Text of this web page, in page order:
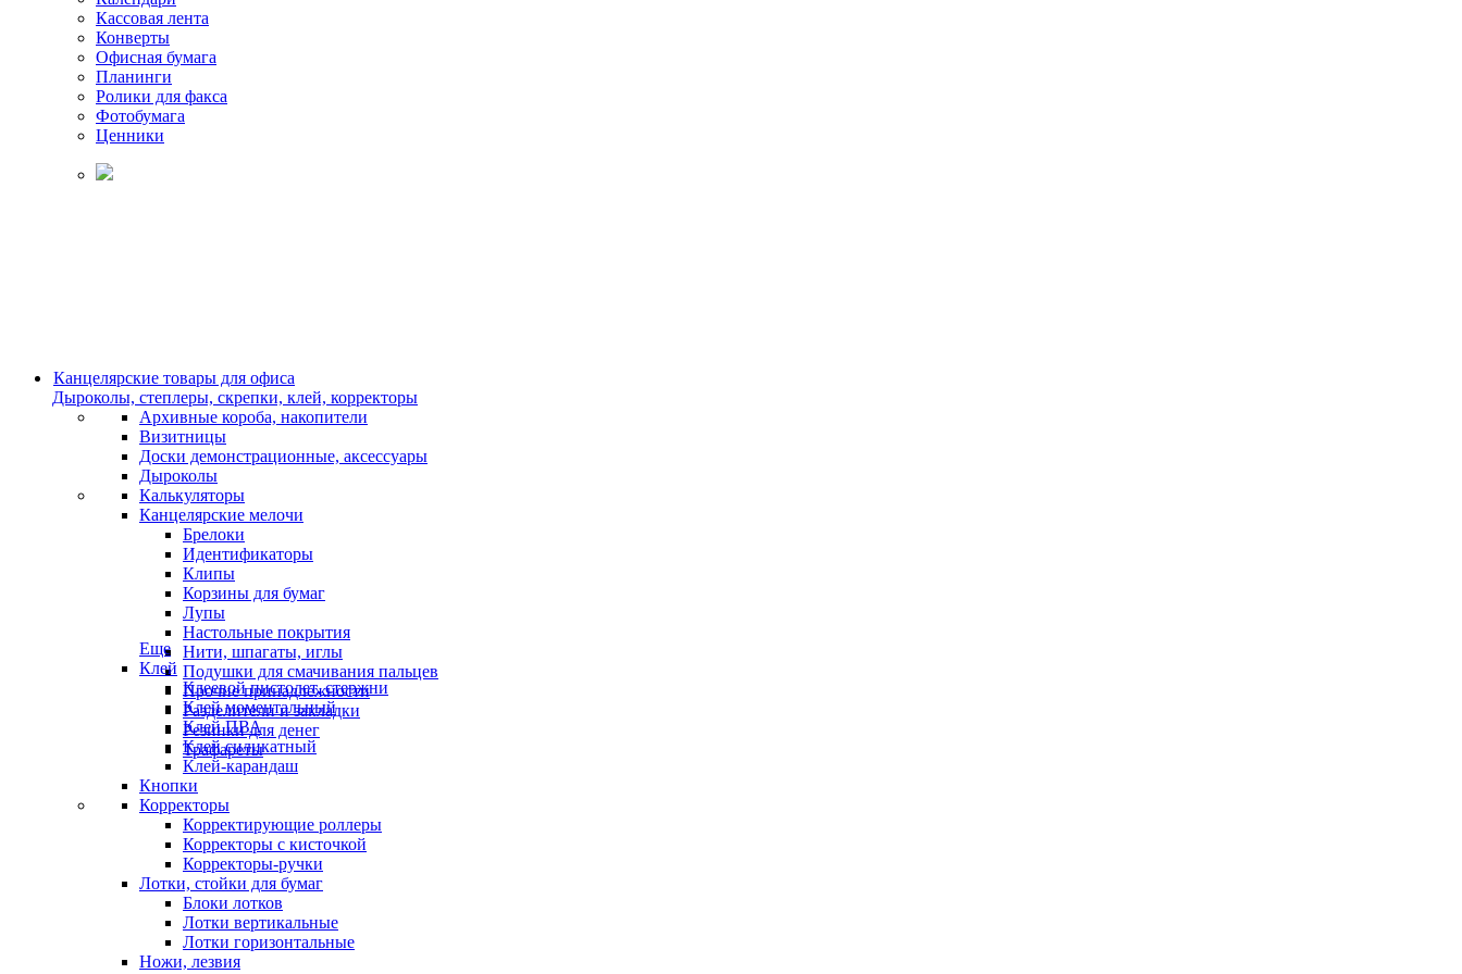
Кассовая лента
Конверты
Офисная бумага
Планинги
Ролики для факса
Фотобумага
Ценники
Канцелярские товары для офиса
Дыроколы, степлеры, скрепки, клей, корректоры
Архивные короба, накопители
Визитницы
Доски демонстрационные, аксессуары
Дыроколы
Калькуляторы
Канцелярские мелочи
Брелоки
Идентификаторы
Клипы
Корзины для бумаг
Лупы
Настольные покрытия
Нити, шпагаты, иглы
Подушки для смачивания пальцев
Прочие принадлежности
Разделители и закладки
Резинки для денег
Трафареты
Еще
Клей
Клеевой пистолет, стержни
Клей моментальный
Клей ПВА
Клей силикатный
Клей-карандаш
Кнопки
Корректоры
Корректирующие роллеры
Корректоры с кисточкой
Корректоры-ручки
Лотки, стойки для бумаг
Блоки лотков
Лотки вертикальные
Лотки горизонтальные
Ножи, лезвия